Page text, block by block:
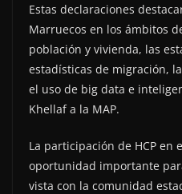
Estas declaraciones
Marruecos en los ámbitos
población y vivienda, las
estadísticas de migración,
el uso de big data e
Khellaf a la MAP.
La participación de HCP en
oportunidad importante
vista con la comunidad